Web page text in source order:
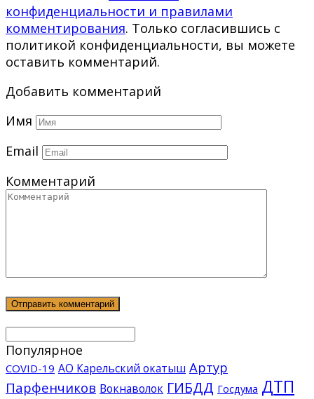
конфиденциальности и правилами
комментирования. Только согласившись с
политикой конфиденциальности, вы можете
оставить комментарий.
Добавить комментарий
Имя
Email
Комментарий
Популярное
COVID-19 АО Карельский окатыш Артур
Парфенчиков Вокнаволок ГИБДД Госдума ДТП